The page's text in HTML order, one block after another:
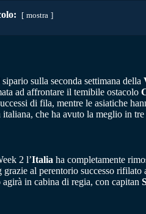
mostra
sulla seconda settimana della
ad affrontare il temibile ostacolo
di fila, mentre le asiatiche
che ha avuto la meglio in
2 l’Italia ha completamente
al perentorio successo
agirà in cabina di regia, con capitan